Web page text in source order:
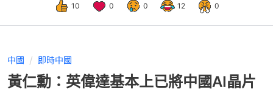
10 0 0 12 0
中國 即時中國
黃仁勳：英偉達基本上已將中國AI晶片